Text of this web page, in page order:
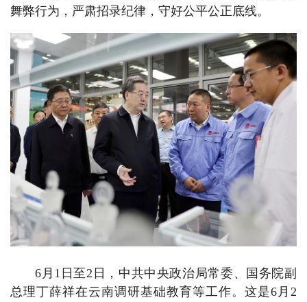
舞弊行为，严肃招录纪律，守好公平公正底线。
6月1日至2日，中共中央政治局常委、国务院副
总理丁薛祥在云南调研基础教育等工作。这是6月2